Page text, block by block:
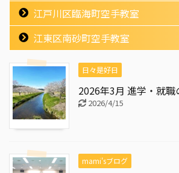
江戸川区臨海町空手教室
江東区南砂町空手教室
日々是好日
2026年3月 進学・就職
2026/4/15
mami'sブログ